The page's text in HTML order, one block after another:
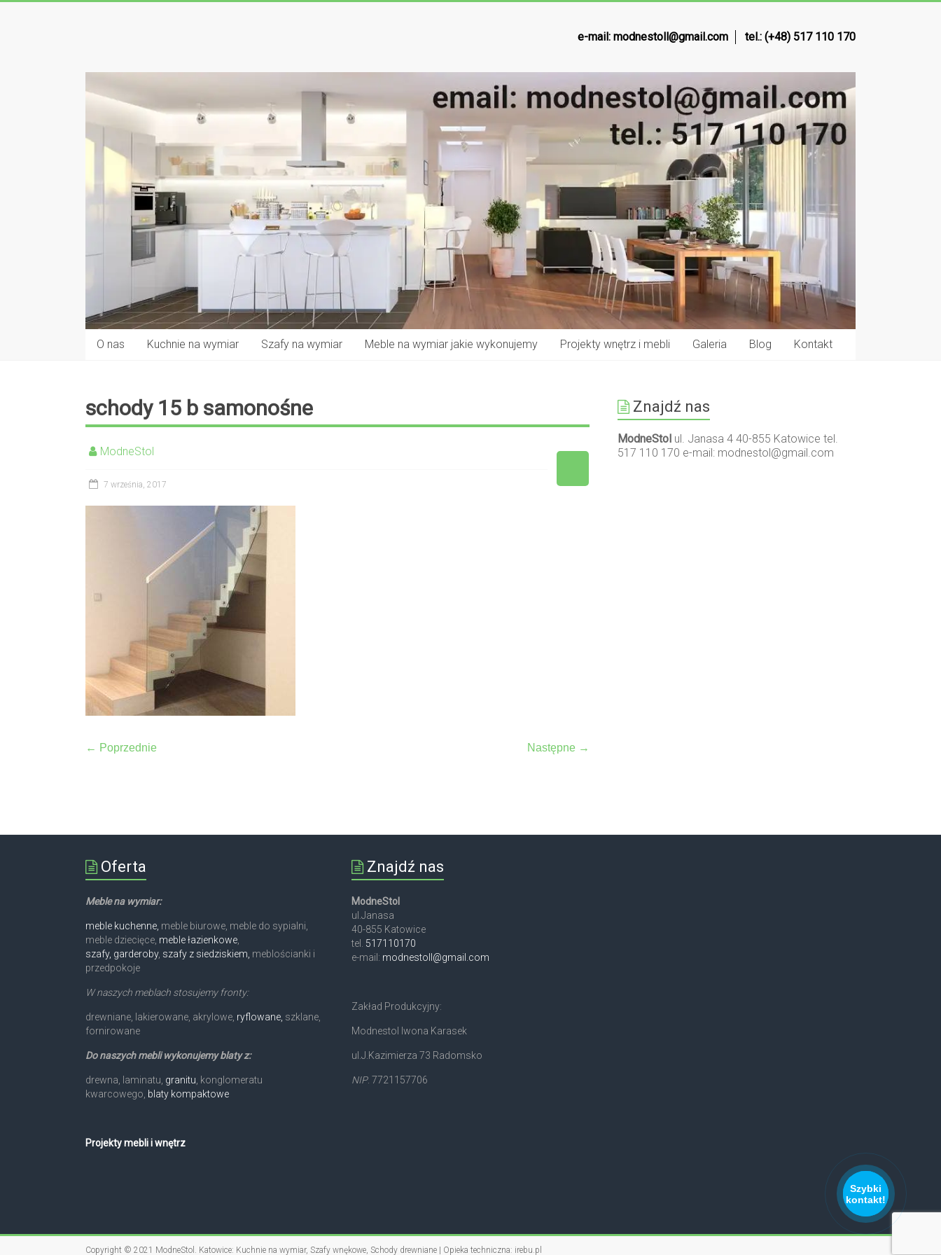
e-mail: modnestoll@gmail.com tel.: (+48) 517 110 170
O nas Kuchnie na wymiar Szafy na wymiar Meble na wymiar jakie wykonujemy Projekty wnętrz i mebli Galeria Blog Kontakt
schody 15 b samonośne
ModneStol
7 września, 2017
← Poprzednie Następne →
Znajdź nas
ModneStol ul. Janasa 4 40-855 Katowice tel.
517 110 170 e-mail: modnestol@gmail.com
Oferta
Meble na wymiar:
meble kuchenne, meble biurowe, meble do sypialni,
meble dziecięce, meble łazienkowe
szafy, garderoby, szafy z siedziskiem, meblościanki i
przedpokoje
W naszych meblach stosujemy fronty:
drewniane, lakierowane, akrylowe, ryflowane, szklane,
fornirowane
Do naszych mebli wykonujemy blaty z:
drewna, laminatu, granitu , konglomeratu
kwarcowego, blaty kompaktowe
Projekty mebli i wnętrz
Znajdź nas
ModneStol
ul.Janasa
40-855 Katowice
tel. 517110170
e-mail: modnestoll@gmail.com
Zakład Produkcyjny:
Modnestol Iwona Karasek
ul.J.Kazimierza 73 Radomsko
NIP. 7721157706
Copyright © 2021 ModneStol . Katowice: Kuchnie na wymiar, Szafy wnękowe, Schody drewniane | Opieka techniczna: irebu.pl
Szybki
kontakt!